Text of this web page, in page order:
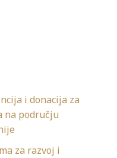
i donacija za
na području
za razvoj i